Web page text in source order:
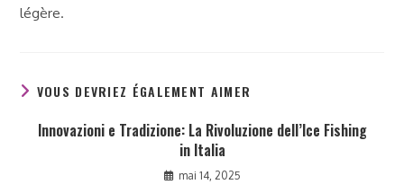
légère.
VOUS DEVRIEZ ÉGALEMENT AIMER
Innovazioni e Tradizione: La Rivoluzione dell’Ice Fishing
in Italia
mai 14, 2025